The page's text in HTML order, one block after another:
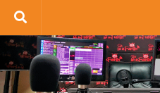
Saltar al contenido